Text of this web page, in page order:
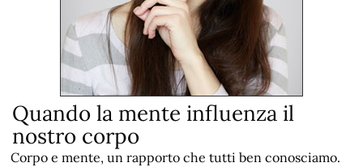
Quando la mente influenza il
nostro corpo
Corpo e mente, un rapporto che tutti ben conosciamo.